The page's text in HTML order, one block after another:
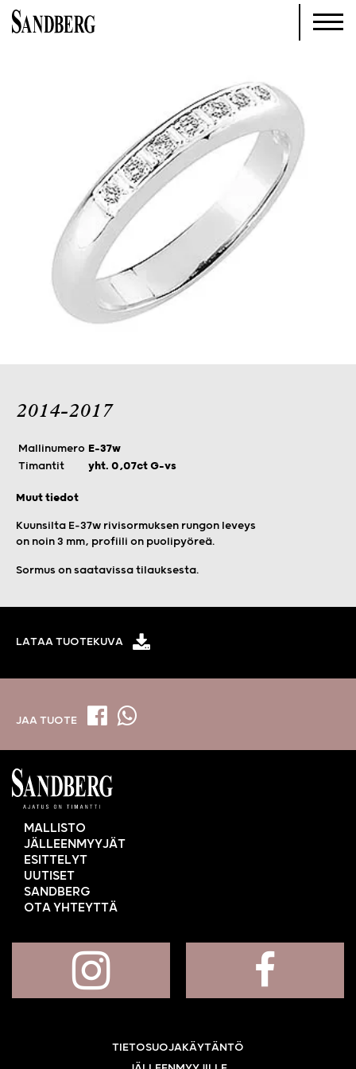
2014-2017
Mallinumero E-37w
Timantit
yht. 0,07ct G-vs
Muut tiedot
Kuunsilta E-37w rivisormuksen rungon leveys
on noin 3 mm, profiili on puolipyöreä.
Sormus on saatavissa tilauksesta.
LATAA TUOTEKUVA
JAA TUOTE
MALLISTO
JÄLLEENMYYJÄT
ESITTELYT
UUTISET
SANDBERG
OTA YHTEYTTÄ
TIETOSUOJAKÄYTÄNTÖ